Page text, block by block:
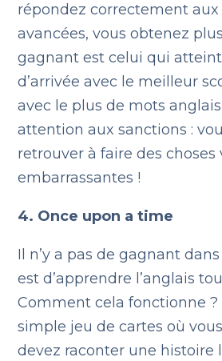
répondez correctement aux
avancées, vous obtenez
gagnant est celui qui
d’arrivée avec le meilleur
avec le plus de mots
attention aux sanctions :
retrouver à faire des
embarrassantes !
4. Once upon a time
Il n’y a pas de gagnant
est d’apprendre l’anglais
Comment cela fonctionne ?
simple jeu de cartes où
devez raconter une histoire